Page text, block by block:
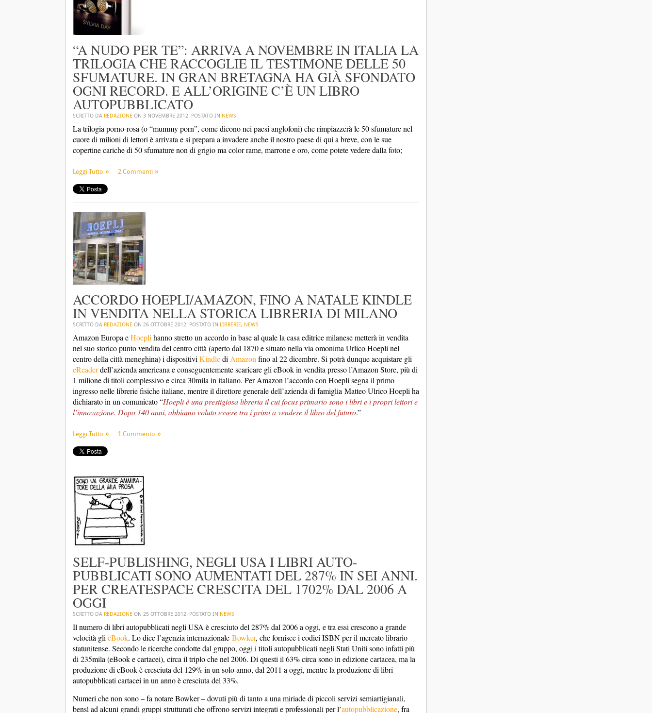
“A NUDO PER TE”: ARRIVA A NOVEMBRE IN ITALIA LA
TRILOGIA CHE RACCOGLIE IL TESTIMONE DELLE 50
SFUMATURE. IN GRAN BRETAGNA HA GIÀ SFONDATO
OGNI RECORD. E ALL’ORIGINE C’È UN LIBRO
AUTOPUBBLICATO
SCRITTO DA REDAZIONE ON 3 NOVEMBRE 2012. POSTATO IN NEWS
La trilogia porno-rosa (o “mummy porn”, come dicono nei paesi anglofoni) che rimpiazzerà le 50 sfumature nel
cuore di milioni di lettori è arrivata e si prepara a invadere anche il nostro paese di qui a breve, con le sue
copertine cariche di 50 sfumature non di grigio ma color rame, marrone e oro, come potete vedere dalla foto;
Leggi Tutto 2 Commenti
ACCORDO HOEPLI/AMAZON, FINO A NATALE KINDLE
IN VENDITA NELLA STORICA LIBRERIA DI MILANO
SCRITTO DA REDAZIONE ON 26 OTTOBRE 2012. POSTATO IN LIBRERIE, NEWS
Amazon Europa eHoepli hanno stretto un accordo in base al quale la casa editrice milanese metterà in vendita
nel suo storico punto vendita del centro città (aperto dal 1870 e situato nella via omonima Urlico Hoepli nel
centro della città meneghina) i dispositivi Kindledi Amazon fino al 22 dicembre. Si potrà dunque acquistare gli
eReaderdell’azienda americana e conseguentemente scaricare gli eBook in vendita presso l’Amazon Store, più di
1 milione di titoli complessivo e circa 30mila in italiano. Per Amazon l’accordo con Hoepli segna il primo
ingresso nelle librerie fisiche italiane, mentre il direttore generale dell’azienda di famiglia Matteo Ulrico Hoepli ha
dichiarato in un comunicato “Hoepli è una prestigiosa libreria il cui focus primario sono i libri e i propri lettori e
l’innovazione. Dopo 140 anni, abbiamo voluto essere tra i primi a vendere il libro del futuro.”
Leggi Tutto 1 Commento
SELF-PUBLISHING, NEGLI USA I LIBRI AUTO-
PUBBLICATI SONO AUMENTATI DEL 287% IN SEI ANNI.
PER CREATESPACE CRESCITA DEL 1702% DAL 2006 A
OGGI
SCRITTO DA REDAZIONE ON 25 OTTOBRE 2012. POSTATO IN NEWS
Il numero di libri autopubblicati negli USA è cresciuto del 287% dal 2006 a oggi, e tra essi crescono a grande
velocità gli eBook. Lo dice l’agenzia internazionale Bowker, che fornisce i codici ISBN per il mercato librario
statunitense. Secondo le ricerche condotte dal gruppo, oggi i titoli autopubblicati negli Stati Uniti sono infatti più
di 235mila (eBook e cartacei), circa il triplo che nel 2006. Di questi il 63% circa sono in edizione cartacea, ma la
produzione di eBook è cresciuta del 129% in un solo anno, dal 2011 a oggi, mentre la produzione di libri
autopubblicati cartacei in un anno è cresciuta del 33%.
Numeri che non sono – fa notare Bowker – dovuti più di tanto a una miriade di piccoli servizi semiartigianali,
bensì ad alcuni grandi gruppi strutturati che offrono servizi integrati e professionali per l’autopubblicazione, fra